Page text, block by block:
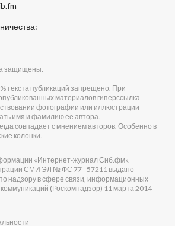
защищены.
текста публикаций запрещено. При
материалов гиперссылка
фотографии или иллюстрации
имя и фамилию её автора.
совпадает с мнением авторов. Особенно в
колонки.
«Интернет-журнал Сиб.фм».
СМИ ЭЛ № ФС 77 - 57211 выдано
надзору в сфере связи, информационных
(Роскомнадзор) 11 марта 2014